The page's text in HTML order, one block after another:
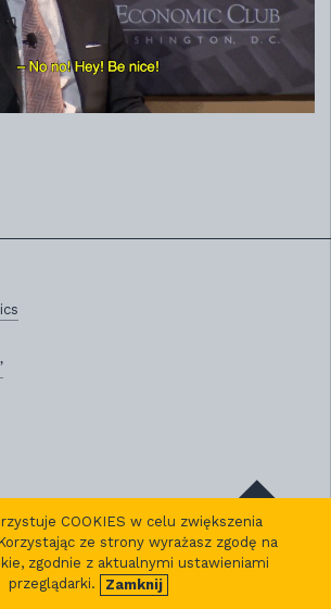
randomize
COOKIES w celu zwiększenia
ze strony wyrażasz zgodę na
zgodnie z aktualnymi ustawieniami
przeglądarki.
Zamknij